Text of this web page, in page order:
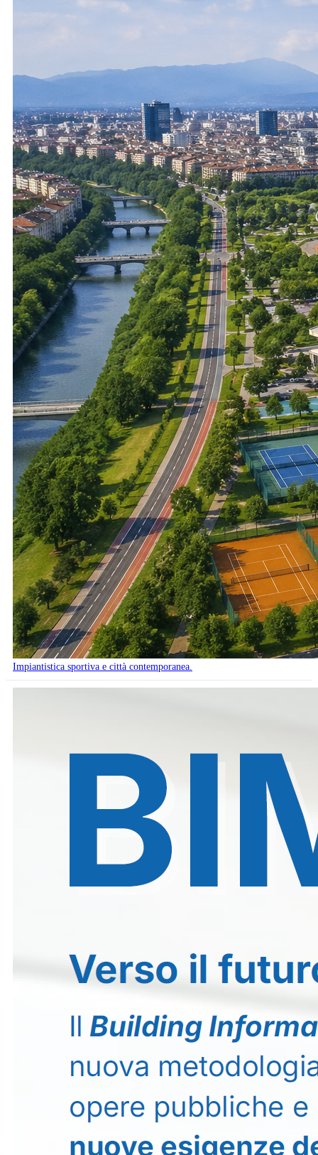
Impiantistica sportiva e città contemporanea.